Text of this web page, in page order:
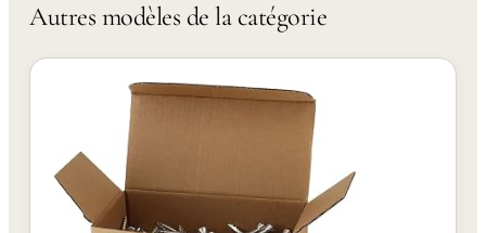
Autres modèles de la catégorie